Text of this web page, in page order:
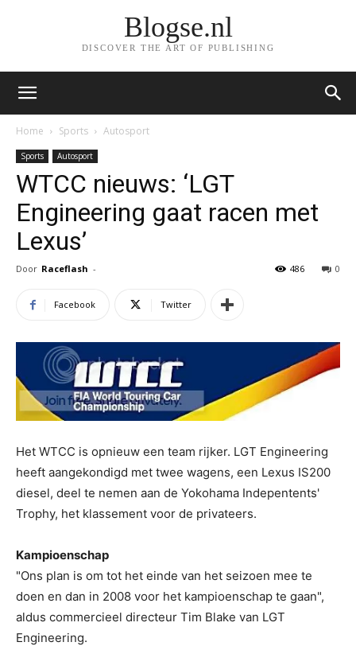
Blogse.nl
DISCOVER THE ART OF PUBLISHING
Home Sports Autosport
Sports Autosport
WTCC nieuws: ‘LGT
Engineering gaat racen met
Lexus’
Door Raceflash - 0
486
Facebook Twitter
Het WTCC is opnieuw een team rijker. LGT Engineering
heeft aangekondigd met twee wagens, een Lexus IS200
diesel, deel te nemen aan de Yokohama Indepentents'
Trophy, het klassement voor de privateers.
Kampioenschap
"Ons plan is om tot het einde van het seizoen mee te
doen en dan in 2008 voor het kampioenschap te gaan",
aldus commercieel directeur Tim Blake van LGT
Engineering.